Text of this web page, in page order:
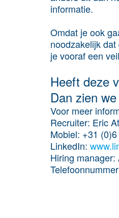
informatie.
Omdat je ook
noodzakelijk
je vooraf een
Heeft deze
Dan zien
Voor meer
Recruiter: Eric
Mobiel: +31
LinkedIn:
Hiring manager:
Telefoonnummer